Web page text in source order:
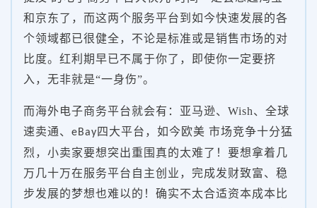
和京东了，而这两个服务平台到如今快速发展的各
个领域都已很健全，不论是标准或是销售市场的对
比度。红利期早已不属于你了，即使你一定要挤
入，无非就是“一身伤”。
而海外电子商务平台就会有：亚马逊、Wish、全球
速卖通、 eBay四大平台，如今欧美 市场竞争十分猛
烈，小卖家要想突出重围真的太难了！要想拿着几
万几十万在服务平台自主创业，完成发财致富、稳
步发展的梦想也难以的！确实不太合适资本成本比